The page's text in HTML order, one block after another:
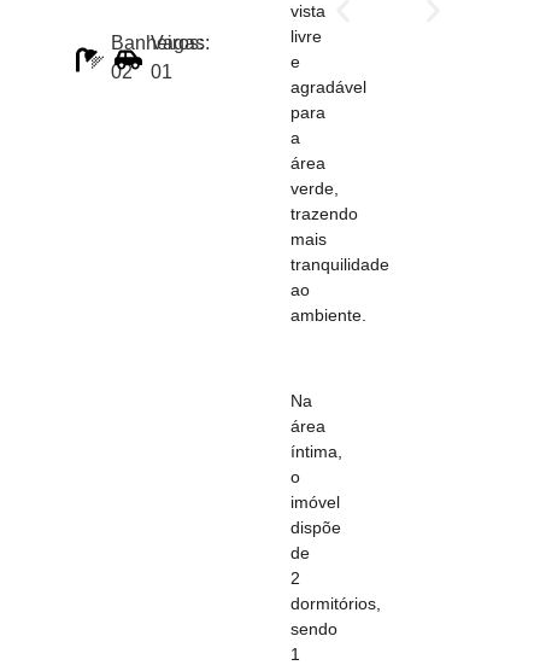
Banheiros:
02
Vagas:
01
vista
livre
e
agradável
para
a
área
verde,
trazendo
mais
tranquilidade
ao
ambiente.
Na
área
íntima,
o
imóvel
dispõe
de
2
dormitórios,
sendo
1